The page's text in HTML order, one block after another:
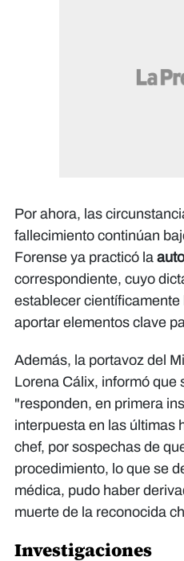
Por ahora, las
fallecimiento continúan
Forense ya practicó la
correspondiente, cuyo
establecer científicamente
aportar elementos clave
Además, la portavoz del
Lorena Cálix, informó que
"responden, en primera
interpuesta en las últimas
chef, por sospechas de
procedimiento, lo que se
médica, pudo haber
muerte de la reconocida
Investigaciones